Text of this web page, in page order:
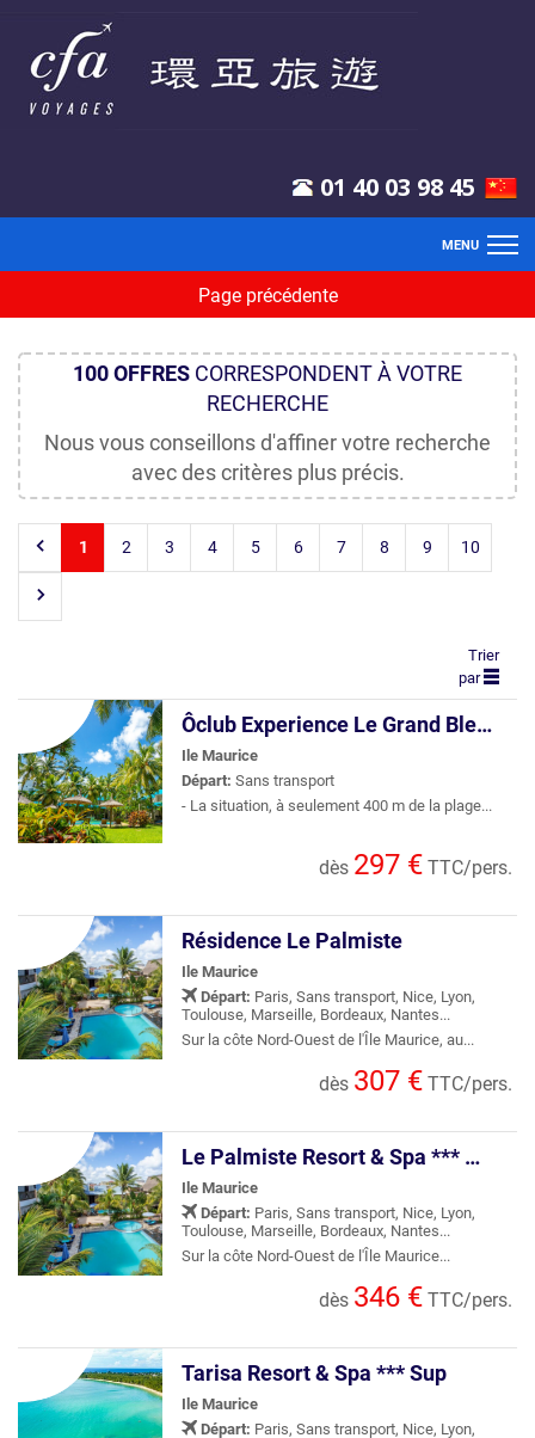
01 40 03 98 45
MENU
VOL
SÉJOUR
CLUB
WEEKEND
Page précédente
100OFFRES CORRESPONDENT À VOTRE
RECHERCHE
Nous vous conseillons d'affiner votre recherche
avec des critères plus précis.
1 2 3 4 5 6 7 8 9 10
Trier
par
Ôclub Experience Le Grand Bleu Hotel & Spa 3*
Ile Maurice
Départ: Sans transport
- La situation, à seulement 400 m de la plage...
dès 297 € TTC/pers.
Résidence Le Palmiste
Ile Maurice
Départ: Paris, Sans transport, Nice, Lyon,
Toulouse, Marseille, Bordeaux, Nantes...
Sur la côte Nord-Ouest de l'Île Maurice, au...
dès 307 € TTC/pers.
Le Palmiste Resort & Spa *** Sup
Ile Maurice
Départ: Paris, Sans transport, Nice, Lyon,
Toulouse, Marseille, Bordeaux, Nantes...
Sur la côte Nord-Ouest de l'Île Maurice...
dès 346 € TTC/pers.
Tarisa Resort & Spa *** Sup
Ile Maurice
Départ: Paris, Sans transport, Nice, Lyon,